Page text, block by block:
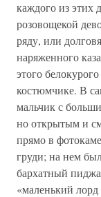
каждого из этих
розовощекой
ряду, или
наряженного
этого
костюмчике. В
мальчик с
но открытым и
прямо в
груди; на нем
бархатный
«маленький